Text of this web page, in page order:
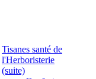
Tisanes santé de
l'Herboristerie
(suite)